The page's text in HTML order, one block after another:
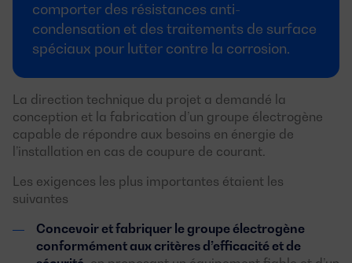
comporter des résistances anti-
condensation et des traitements de surface
spéciaux pour lutter contre la corrosion.
La direction technique du projet a demandé la
conception et la fabrication d’un groupe électrogène
capable de répondre aux besoins en énergie de
l’installation en cas de coupure de courant.
Les exigences les plus importantes étaient les
suivantes
Concevoir et fabriquer le groupe électrogène
conformément aux critères d’efficacité et de